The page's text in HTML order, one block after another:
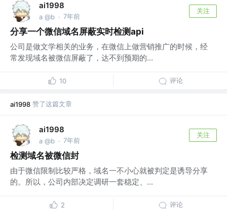
ai1998
a @b · 7年前
关注
分享一个微信域名屏蔽实时检测api
公司是做文学相关的业务，在微信上做营销推广的时候，经
常发现域名被微信屏蔽了，达不到预期的...
10 评论
ai1998 赞了这篇文章
ai1998
a @b · 7年前
关注
检测域名被微信封
由于微信限制比较严格，域名一不小心就被判定是诱导分享
的。所以，公司内部决定调研一套稳定、...
2 评论